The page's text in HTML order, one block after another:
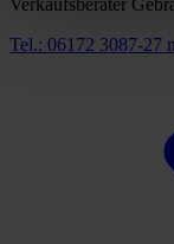
Verkaufsberater
Tel.: 06172 3087-27